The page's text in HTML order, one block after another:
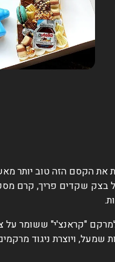
את הקסם הזה טוב יותר
הזו לצלחת. עוגת מספרים חד קרן 7 המשלבת שתי
"קראנצ'י" ששומר על
ויוצרת ניגוד